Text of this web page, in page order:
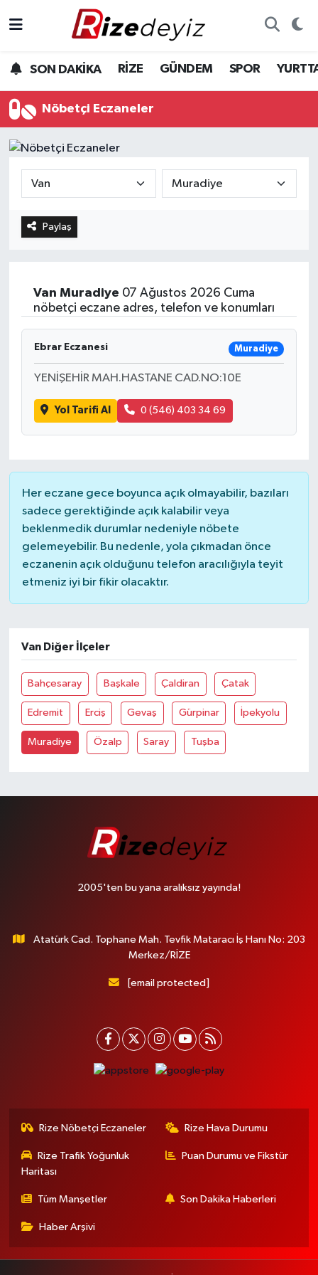
SON DAKİKA RİZE GÜNDEM SPOR
Nöbetçi Eczaneler
Paylaş
Van Muradiye 07 Ağustos 2026 Cuma
nöbetçi eczane adres, telefon ve konumları
Ebrar Eczanesi Muradiye
YENİŞEHİR MAH.HASTANE CAD.NO:10E
Yol Tarifi Al 0 (546) 403 34 69
Her eczane gece boyunca açık olmayabilir, bazıları
sadece gerektiğinde açık kalabilir veya
beklenmedik durumlar nedeniyle nöbete
gelemeyebilir. Bu nedenle, yola çıkmadan önce
eczanenin açık olduğunu telefon aracılığıyla teyit
etmeniz iyi bir fikir olacaktır.
Van Diğer İlçeler
Bahçesaray Başkale Çaldiran Çatak
Edremit Erciş Gevaş Gürpinar İpekyolu
Muradiye Özalp Saray Tuşba
2005'ten bu yana aralıksız yayında!
Atatürk Cad. Tophane Mah. Tevfik Mataracı İş Hanı No: 203
Merkez/RİZE
[email protected]
Rize Nöbetçi Eczaneler Rize Hava Durumu
Rize Trafik Yoğunluk
Haritası
Puan Durumu ve Fikstür
Tüm Manşetler Son Dakika Haberleri
Haber Arşivi
Gündem
Yurttan Haberler
Teknoloji
Sağlık
Rize Hava Durumu
Rize Trafik Yoğunluk Haritası
Tüm Manşetler
Son Dakika Haberleri